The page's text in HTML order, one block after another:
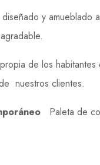
y amueblado
de los
nuestros clientes.
Paleta de